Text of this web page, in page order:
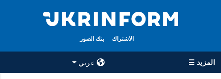
الاشتراك بنك الصور
المزيد ☰
عربي